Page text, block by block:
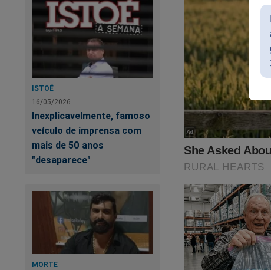
ISTOÉ
16/05/2026
Inexplicavelmente, famoso
veículo de imprensa com
mais de 50 anos
"desaparece"
MORTE
Poucos restaram...
dificuldade.
Em agosto de 2021,
JCO. Desde então,
Precisamos da sua
Assine o JCO por
e chocante da
https://
Quer apoiar o JCO
Conservador: